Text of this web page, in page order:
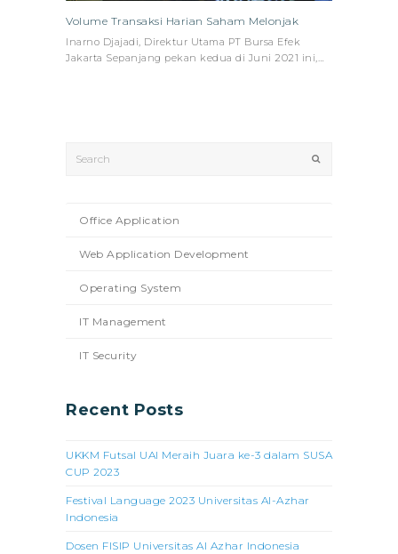
Volume Transaksi Harian Saham Melonjak
Inarno Djajadi, Direktur Utama PT Bursa Efek
Jakarta Sepanjang pekan kedua di Juni 2021 ini,…
Office Application
Web Application Development
Operating System
IT Management
IT Security
Recent Posts
UKKM Futsal UAI Meraih Juara ke-3 dalam SUSA
CUP 2023
Festival Language 2023 Universitas Al-Azhar
Indonesia
Dosen FISIP Universitas Al Azhar Indonesia